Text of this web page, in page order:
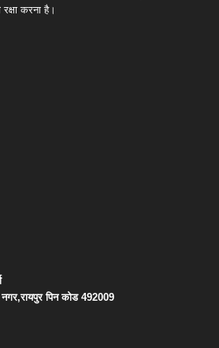
करना है।
नगर,रायपुर पिन कोड492009